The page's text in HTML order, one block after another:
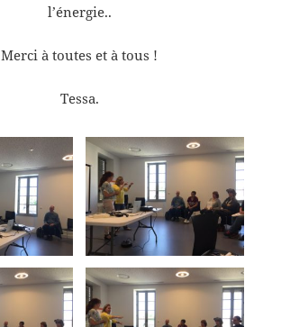
l’énergie..
Merci à toutes et à tous !
Tessa.